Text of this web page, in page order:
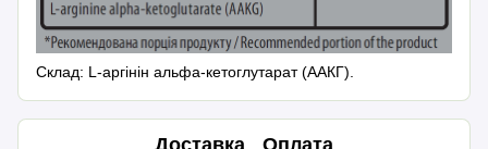
Склад: L-аргінін альфа-кетоглутарат (ААКГ).